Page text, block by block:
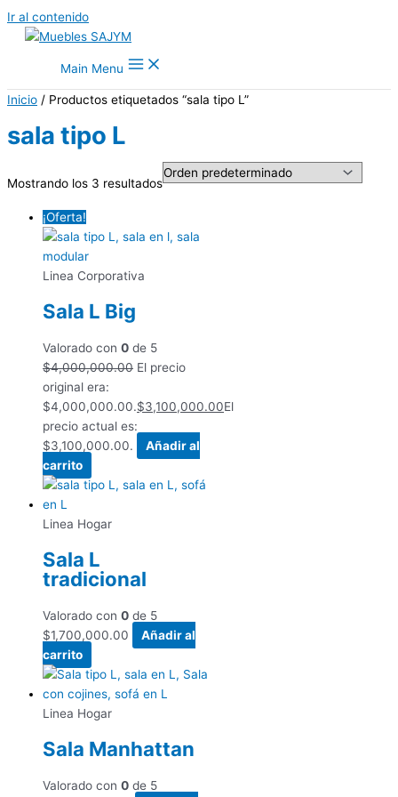
Ir al contenido
Main Menu
Inicio / Productos etiquetados “sala tipo L”
sala tipo L
Mostrando los 3 resultados
¡Oferta!
Linea Corporativa
Sala L Big
Valorado con 0 de 5
$4,000,000.00 El precio
original era:
$4,000,000.00.$3,100,000.00El
precio actual es:
$3,100,000.00.
Añadir al
carrito
Linea Hogar
Sala L
tradicional
Valorado con 0 de 5
$1,700,000.00
Añadir al
carrito
Linea Hogar
Sala Manhattan
Valorado con 0 de 5